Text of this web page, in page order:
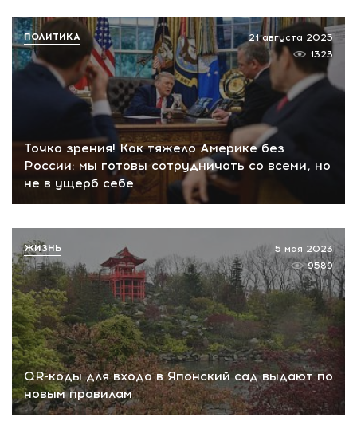
Точка зрения! Как тяжело Америке без
России: мы готовы сотрудничать со всеми, но
не в ущерб себе
21 августа 2025
1323
ПОЛИТИКА
QR-коды для входа в Японский сад выдают по
новым правилам
5 мая 2023
9589
ЖИЗНЬ